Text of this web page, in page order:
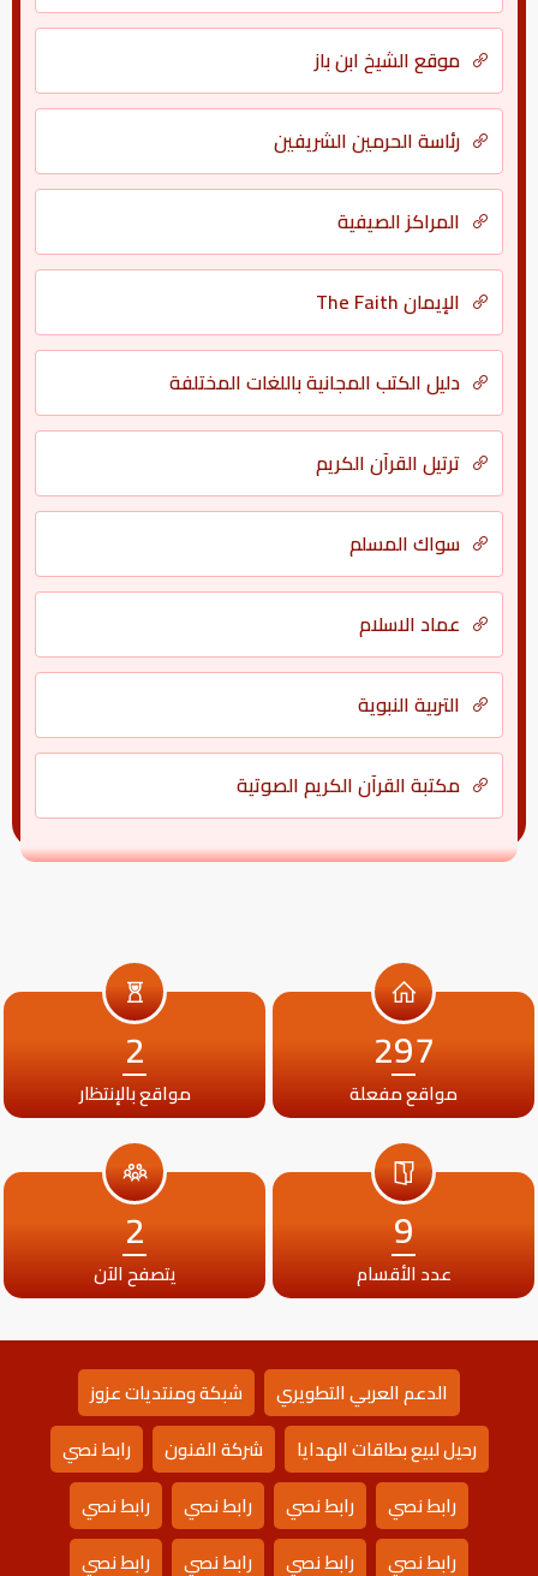
موقع الشيخ ابن باز
رئاسة الحرمين الشريفين
المراكز الصيفية
الإيمان The Faith
دليل الكتب المجانية باللغات المختلفة
ترتيل القرآن الكريم
سواك المسلم
عماد الاسلام
التربية النبوية
مكتبة القرآن الكريم الصوتية
297
مواقع مفعلة
2
مواقع بالإنتظار
9
عدد الأقسام
2
يتصفح الآن
الدعم العربي التطويري
شبكة ومنتديات عزوز
رحيل لبيع بطاقات الهدايا
شركة الفنون
رابط نصي
رابط نصي
رابط نصي رابط نصي
رابط نصي
رابط نصي
رابط نصي رابط نصي رابط نصي